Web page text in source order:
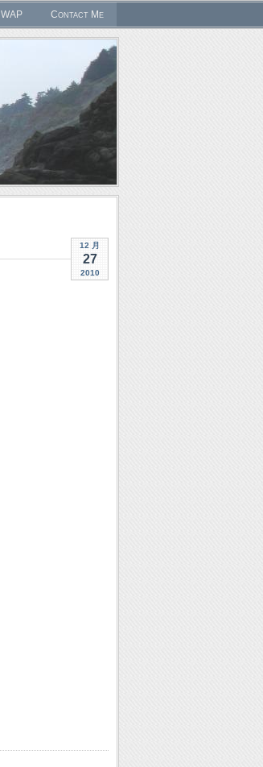
WAP Contact Me
12 月
27
2010